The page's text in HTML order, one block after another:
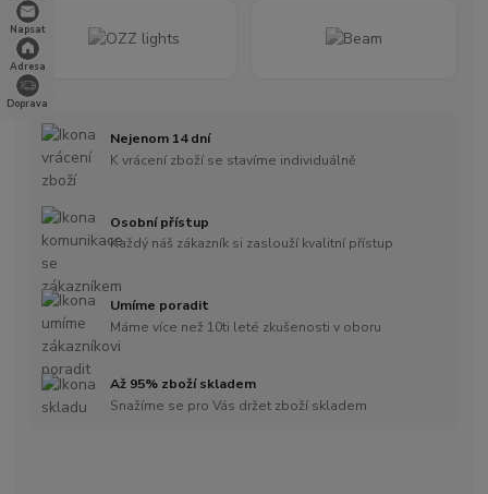
Napsat
Adresa
Doprava
Nejenom 14 dní
K vrácení zboží se stavíme individuálně
Osobní přístup
Každý náš zákazník si zaslouží kvalitní přístup
Umíme poradit
Máme více než 10ti leté zkušenosti v oboru
Až 95% zboží skladem
Snažíme se pro Vás držet zboží skladem